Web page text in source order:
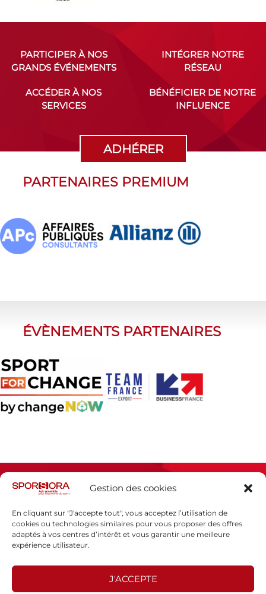
Gestion des cookies
En cliquant sur "J'accepte tout", vous acceptez l’utilisation de
cookies ou technologies similaires pour vous proposer des offres
adaptés à vos centres d’intérêt et vous garantir une meilleure
expérience utilisateur.
J'ACCEPTE
PARTICIPER À NOS
GRANDS ÉVÉNEMENTS
INTÉGRER NOTRE
RÉSEAU
ACCÉDER À NOS
SERVICES
BÉNÉFICIER DE NOTRE
INFLUENCE
ADHÉRER
PARTENAIRES PREMIUM
ÉVÈNEMENTS PARTENAIRES
Espace presse
Politique de confidentialité